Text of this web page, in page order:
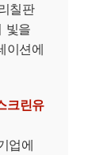
칠판
빛을
이션에
크린유
업에